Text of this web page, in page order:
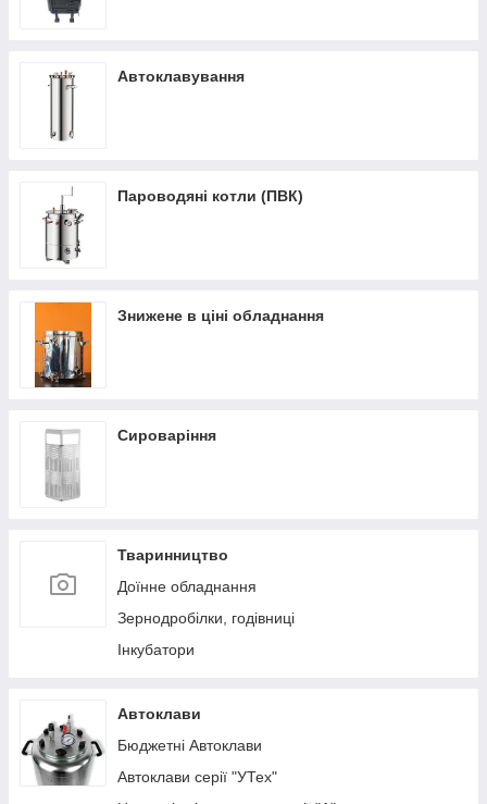
Автоклавування
Пароводяні котли (ПВК)
Знижене в ціні обладнання
Сироваріння
Тваринництво
Доїнне обладнання
Зернодробілки, годівниці
Інкубатори
Автоклави
Бюджетні Автоклави
Автоклави серії "УТех"